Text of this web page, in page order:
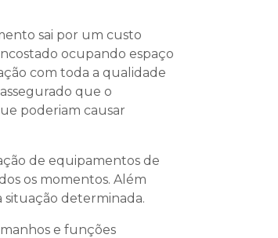
sai por um custo
ocupando espaço
com toda a qualidade
que o
poderiam causar
de equipamentos de
os momentos. Além
situação determinada.
e funções